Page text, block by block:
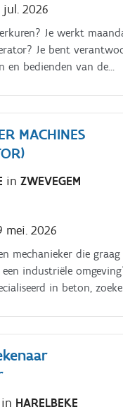
jul. 2026
Je werkt
Je bent
en bedienden van de
MACHINES
in ZWEVEGEM
mei. 2026
mechanieker die
industriële
in beton,
onderhoud uit
binnen de
en lost deze efficiënt
actief mee na over
in HARELBEKE